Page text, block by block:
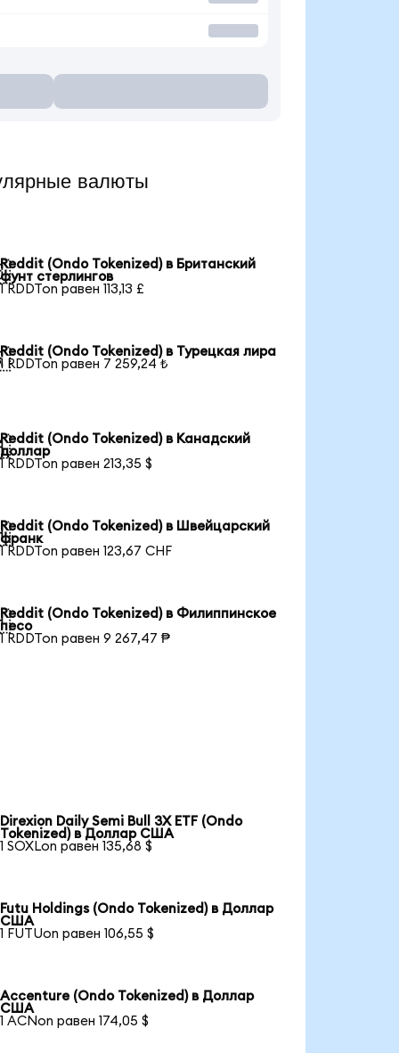
валюты
Reddit (Ondo Tokenized) в Британский
фунт стерлингов
1 RDDTon равен 113,13 £
Reddit (Ondo Tokenized) в Турецкая лира
1 RDDTon равен 7 259,24 ₺
Reddit (Ondo Tokenized) в Канадский
доллар
1 RDDTon равен 213,35 $
Reddit (Ondo Tokenized) в Швейцарский
франк
1 RDDTon равен 123,67 CHF
Reddit (Ondo Tokenized) в Филиппинское
песо
1 RDDTon равен 9 267,47 ₱
Direxion Daily Semi Bull 3X ETF (Ondo
Tokenized) в Доллар США
1 SOXLon равен 135,68 $
Futu Holdings (Ondo Tokenized) в Доллар
США
1 FUTUon равен 106,55 $
Accenture (Ondo Tokenized) в Доллар
США
1 ACNon равен 174,05 $